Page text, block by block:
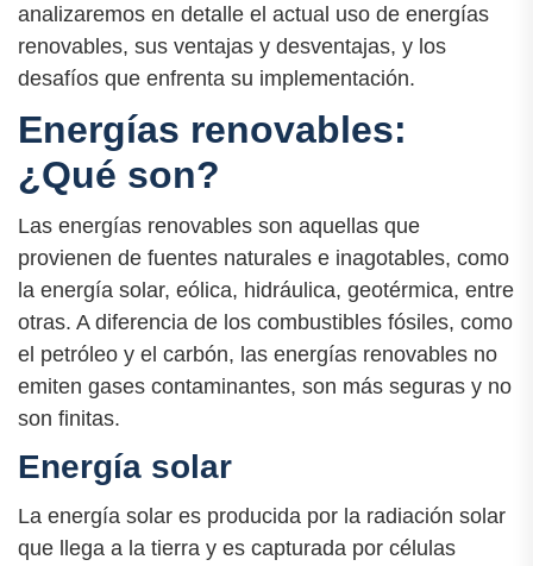
analizaremos en detalle el actual uso de energías
renovables, sus ventajas y desventajas, y los
desafíos que enfrenta su implementación.
Energías renovables:
¿Qué son?
Las energías renovables son aquellas que
provienen de fuentes naturales e inagotables, como
la energía solar, eólica, hidráulica, geotérmica, entre
otras. A diferencia de los combustibles fósiles, como
el petróleo y el carbón, las energías renovables no
emiten gases contaminantes, son más seguras y no
son finitas.
Energía solar
La energía solar es producida por la radiación solar
que llega a la tierra y es capturada por células